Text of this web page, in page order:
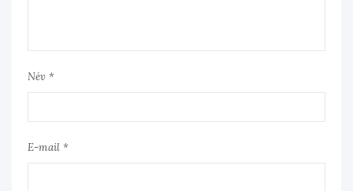
Név *
E-mail *